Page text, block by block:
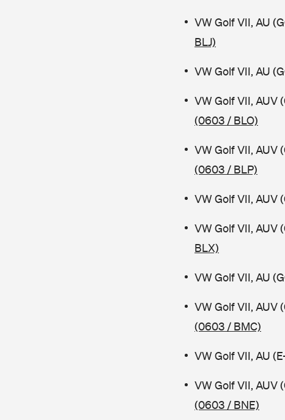
VW Golf VII, AU
BLJ)
VW Golf VII, AU
VW Golf VII, AUV
(0603 / BLO)
VW Golf VII, AUV
(0603 / BLP)
VW Golf VII, AUV
VW Golf VII, AUV
BLX)
VW Golf VII, AU
VW Golf VII, AUV
(0603 / BMC)
VW Golf VII, AU
VW Golf VII, AUV
(0603 / BNE)